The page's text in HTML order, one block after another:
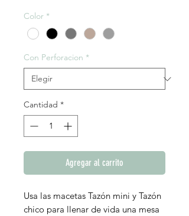
Color *
Con Perforacion *
Cantidad *
Agregar al carrito
Usa las macetas Tazón mini y Tazón
chico para llenar de vida una mesa